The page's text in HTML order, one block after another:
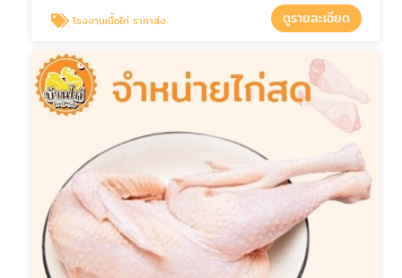
โรงงานเนื้อไก่ ราคาส่ง ดูรายละเอียด